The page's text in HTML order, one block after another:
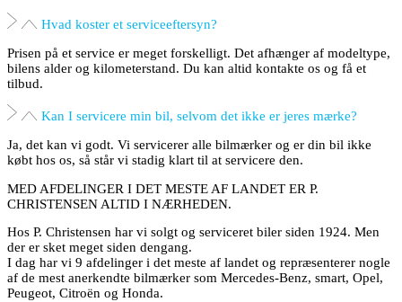
Hvad koster et serviceeftersyn?
Prisen på et service er meget forskelligt. Det afhænger af modeltype,
bilens alder og kilometerstand. Du kan altid kontakte os og få et
tilbud.
Kan I servicere min bil, selvom det ikke er jeres mærke?
Ja, det kan vi godt. Vi servicerer alle bilmærker og er din bil ikke
købt hos os, så står vi stadig klart til at servicere den.
MED AFDELINGER I DET MESTE AF LANDET ER P.
CHRISTENSEN ALTID I NÆRHEDEN.
Hos P. Christensen har vi solgt og serviceret biler siden 1924. Men
der er sket meget siden dengang.
I dag har vi 9 afdelinger i det meste af landet og repræsenterer nogle
af de mest anerkendte bilmærker som Mercedes-Benz, smart, Opel,
Peugeot, Citroën og Honda.